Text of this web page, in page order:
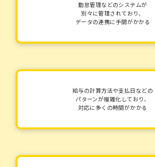
勤怠管理などのシステムが
別々に管理されており、
データの連携に手間がかかる
給与の計算方法や支払日などの
パターンが複雑化しており、
対応に多くの時間がかかる